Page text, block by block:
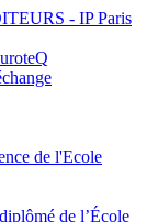
- IP Paris
de l'Ecole
de l’École